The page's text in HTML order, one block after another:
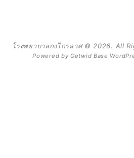
โรงพยาบาลกงไกรลาศ © 2026. All
Powered byGetwid Base